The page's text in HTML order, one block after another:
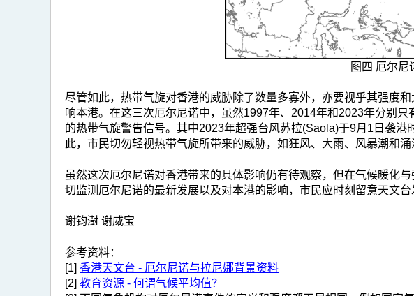
图四 厄尔尼
尽管如此，热带气旋对香港的威胁除了数量多寡外，亦要视乎其强度
响本港。在这三次厄尔尼诺中，虽然1997年、2014年和2023年分别
的热带气旋警告信号。其中2023年超强台风苏拉(Saola)于9月1日袭
此，市民切勿轻视热带气旋所带来的威胁，如狂风、大雨、风暴潮和涌
虽然这次厄尔尼诺对香港带来的具体影响仍有待观察，但在气候暖化
切监测厄尔尼诺的最新发展以及对本港的影响，市民应时刻留意天文
谢钧澍 谢威宝
参考资料：
[1] 香港天文台 - 厄尔尼诺与拉尼娜背景资料
[2] 教育资源 - 何谓气候平均值？